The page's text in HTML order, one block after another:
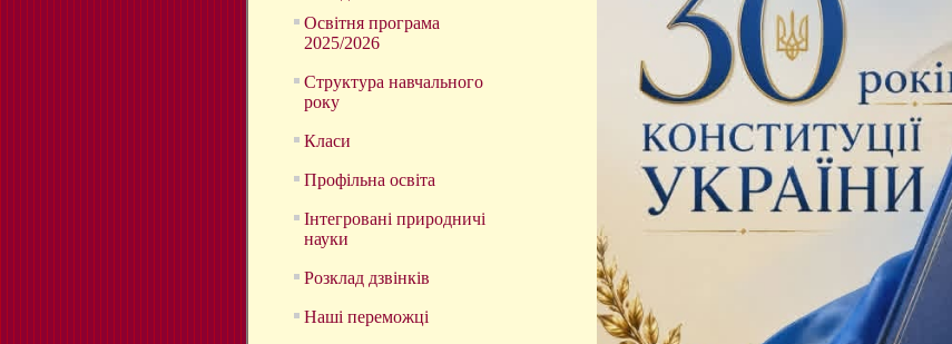
Освітня програма
2025/2026
Структура навчального
року
Класи
Профільна освіта
Інтегровані природничі
науки
Розклад дзвінків
Наші переможці